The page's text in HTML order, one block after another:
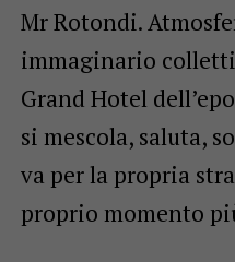
Mr Rotondi.
immaginario
Grand Hotel
si mescola, saluta,
va per la propria
proprio momento